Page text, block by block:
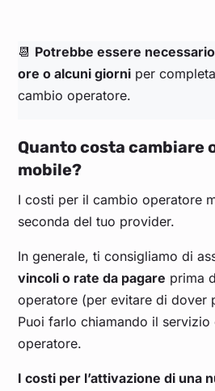
📆 Potrebbe essere
ore o alcuni giorni per
cambio operatore.
Quanto costa cambiare
mobile?
I costi per il cambio operatore
seconda del tuo provider.
In generale, ti consigliamo di
vincoli o rate da pagare prima
operatore (per evitare di dover
Puoi farlo chiamando il servizio
operatore.
I costi per l’attivazione di una